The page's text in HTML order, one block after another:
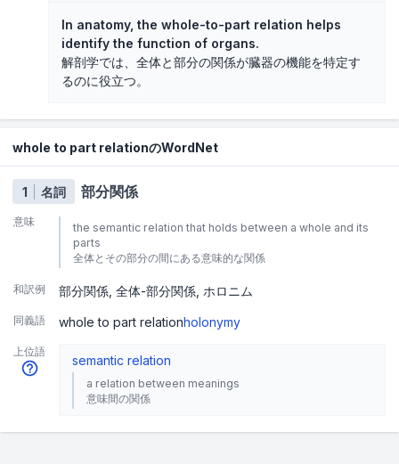
In anatomy, the whole-to-part relation helps
identify the function of organs.
解剖学では、全体と部分の関係が臓器の機能を特定す
るのに役立つ。
whole to part relationのWordNet
1 名詞 部分関係
意味
the semantic relation that holds between a whole and its
parts
全体とその部分の間にある意味的な関係
和訳例 部分関係 全体-部分関係 ホロニム
同義語 whole to part relationholonymy
上位語
semantic relation
a relation between meanings
意味間の関係